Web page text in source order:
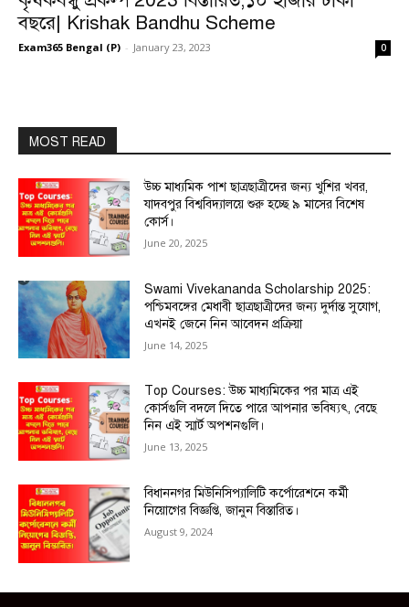
বছরে| Krishak Bandhu Scheme
Exam365 Bengal (P) - January 23, 2023 0
MOST READ
উচ্চ মাধ্যমিক পাশ ছাত্রছাত্রীদের জন্য খুশির খবর,
যাদবপুর বিশ্ববিদ্যালয়ে শুরু হচ্ছে ৯ মাসের বিশেষ
কোর্স।
June 20, 2025
Swami Vivekananda Scholarship 2025:
পশ্চিমবঙ্গের মেধাবী ছাত্রছাত্রীদের জন্য দুর্দান্ত সুযোগ,
এখনই জেনে নিন আবেদন প্রক্রিয়া
June 14, 2025
Top Courses: উচ্চ মাধ্যমিকের পর মাত্র এই
কোর্সগুলি বদলে দিতে পারে আপনার ভবিষ্যৎ, বেছে
নিন এই স্মার্ট অপশনগুলি।
June 13, 2025
বিধাননগর মিউনিসিপ্যালিটি কর্পোরেশনে কর্মী
নিয়োগের বিজ্ঞপ্তি, জানুন বিস্তারিত।
August 9, 2024